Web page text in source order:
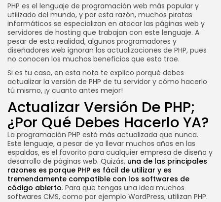
Novedades
WooCommerce en VPS:
rendimiento, velocidad y...
PORSEBASTIÁN PINEDA 21 JULIO, 2026
CATEGORÍAS DE TENDENCIA
Tutoriales
112 Artículos
Novedades
56 Artículos
Marketing Online
37 Artículos
Internet
33 Artículos
Negocios
33 Artículos
SEGUINOS
PHP es el lenguaje de programación web más popular y
utilizado del mundo, y por esta razón, muchos piratas
informáticos se especializan en atacar las páginas web y
servidores de hosting que trabajan con este lenguaje. A
pesar de esta realidad, algunos programadores y
diseñadores web ignoran las actualizaciones de PHP, pues
no conocen los muchos beneficios que esto trae.
Si es tu caso, en esta nota te explico porqué debes
actualizar la versión de PHP de tu servidor y cómo hacerlo
tú mismo, ¡y cuanto antes mejor!
Actualizar Versión De PHP;
¿Por Qué Debes Hacerlo YA?
La programación PHP está más actualizada que nunca.
Este lenguaje, a pesar de ya llevar muchos años en las
espaldas, es el favorito para cualquier empresa de diseño y
desarrollo de páginas web. Quizás, una de las principales
razones es porque PHP es fácil de utilizar y es
tremendamente compatible con los softwares de
código abierto. Para que tengas una idea muchos
softwares CMS, como por ejemplo WordPress, utilizan PHP.